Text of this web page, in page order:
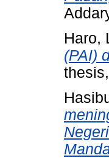
Haro,
(PAI)